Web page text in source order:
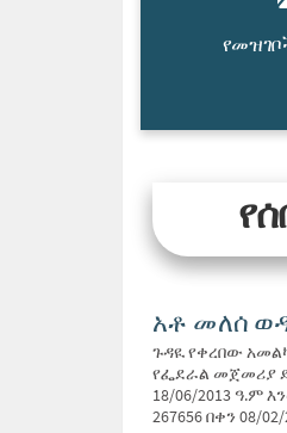
አቶ መለሰ
ጉዳዪ የቀረበው
የፌደራል መጀመሪያ
18/06/2013 ዓ.ም
267656 በቀን 08/02/